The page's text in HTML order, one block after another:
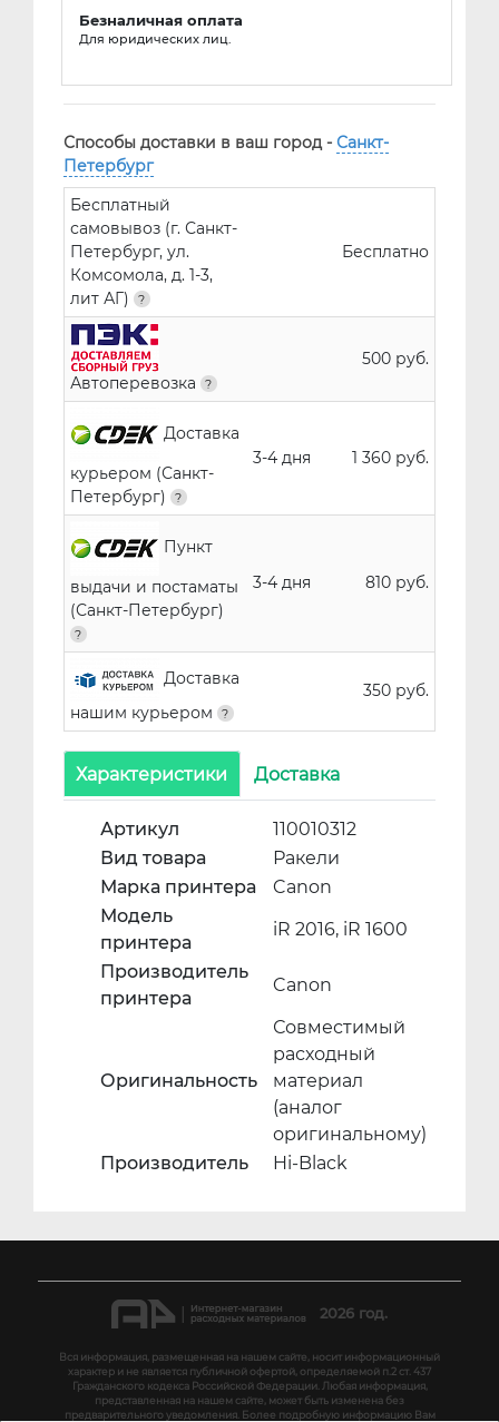
Безналичная оплата
Для юридических лиц.
Способы доставки в ваш город - Санкт-
Петербург
Бесплатный
самовывоз (г. Санкт-
Петербург, ул.
Комсомола, д. 1-3,
лит АГ)
Бесплатно
Автоперевозка
500 руб.
Доставка
курьером (Санкт-
Петербург)
3-4 дня 1 360 руб.
Пункт
выдачи и постаматы
(Санкт-Петербург)
3-4 дня 810 руб.
Доставка
нашим курьером
350 руб.
Характеристики Доставка
Артикул
110010312
Вид товара
Ракели
Марка принтера
Canon
Модель
принтера
iR 2016, iR 1600
Производитель
принтера
Canon
Оригинальность
Совместимый
расходный
материал
(аналог
оригинальному)
Производитель
Hi-Black
2026 год.
Вся информация, размещенная на нашем сайте, носит информационный
характер и не является публичной офертой, определяемой п.2 ст. 437
Гражданского кодекса Российской Федерации. Любая информация,
представленная на нашем сайте, может быть изменена без
предварительного уведомления. Более подробную информацию Вам